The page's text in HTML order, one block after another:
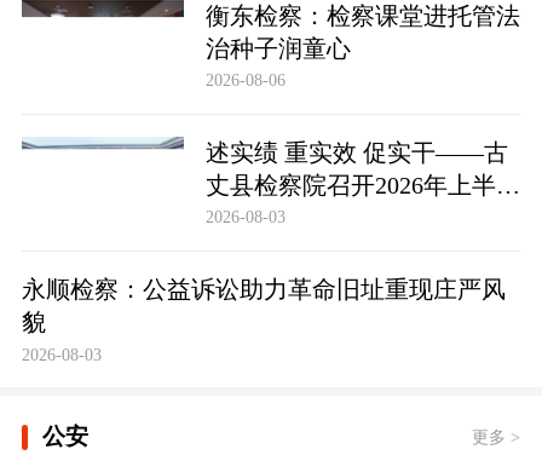
衡东检察：检察课堂进托管法
治种子润童心
2026-08-06
述实绩 重实效 促实干——古
丈县检察院召开2026年上半年
员额检察官述职述廉大会
2026-08-03
永顺检察：公益诉讼助力革命旧址重现庄严风
貌
2026-08-03
公安 更多 >